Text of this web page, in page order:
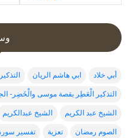
أبي خلاد ابي هاشم الريان
التذكير الْعَطِر بقصة موسى والْخَضِر-
الشيخ عبد الكريم الشيخ عبدالكريم
الصوم رمضان تعزية تفسير